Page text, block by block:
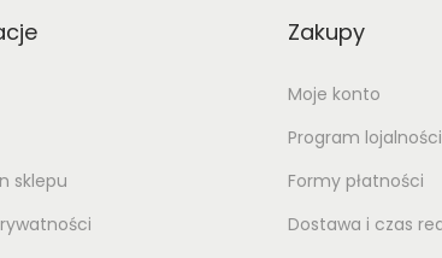
sklepu
Zakupy
Moje konto
Program
Formy płatności
Dostawa i czas